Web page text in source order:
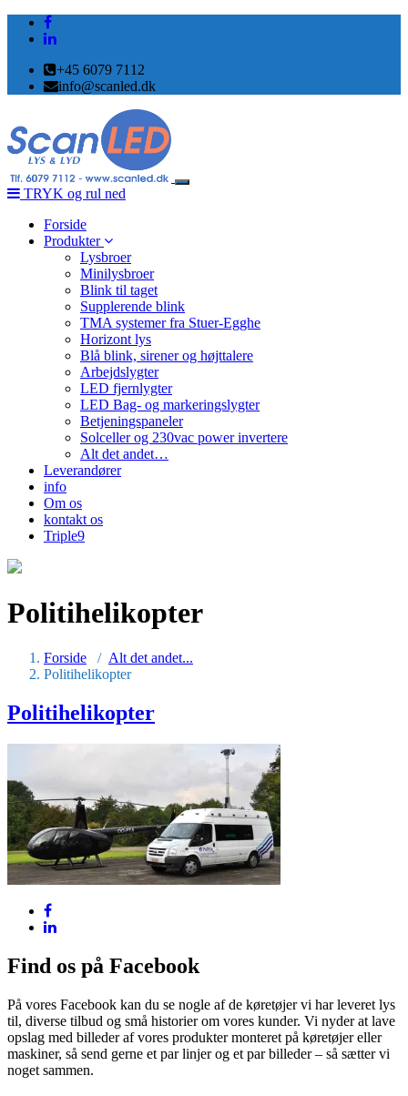
+45 6079 7112
info@scanled.dk
Toggle
TRYK og rul ned
Forside
Produkter
Lysbroer
Minilysbroer
Blink til taget
Supplerende blink
TMA systemer fra Stuer-Egghe
Horizont lys
Blå blink, sirener og højttalere
Arbejdslygter
LED fjernlygter
LED Bag- og markeringslygter
Betjeningspaneler
Solceller og 230vac power invertere
Alt det andet…
Leverandører
info
Om os
kontakt os
Triple9
Politihelikopter
Forside / Alt det andet...
Politihelikopter
Politihelikopter
Find os på Facebook
På vores Facebook kan du se nogle af de køretøjer vi har leveret lys
til, diverse tilbud og små historier om vores kunder. Vi nyder at lave
opslag med billeder af vores produkter monteret på køretøjer eller
maskiner, så send gerne et par linjer og et par billeder – så sætter vi
noget sammen.